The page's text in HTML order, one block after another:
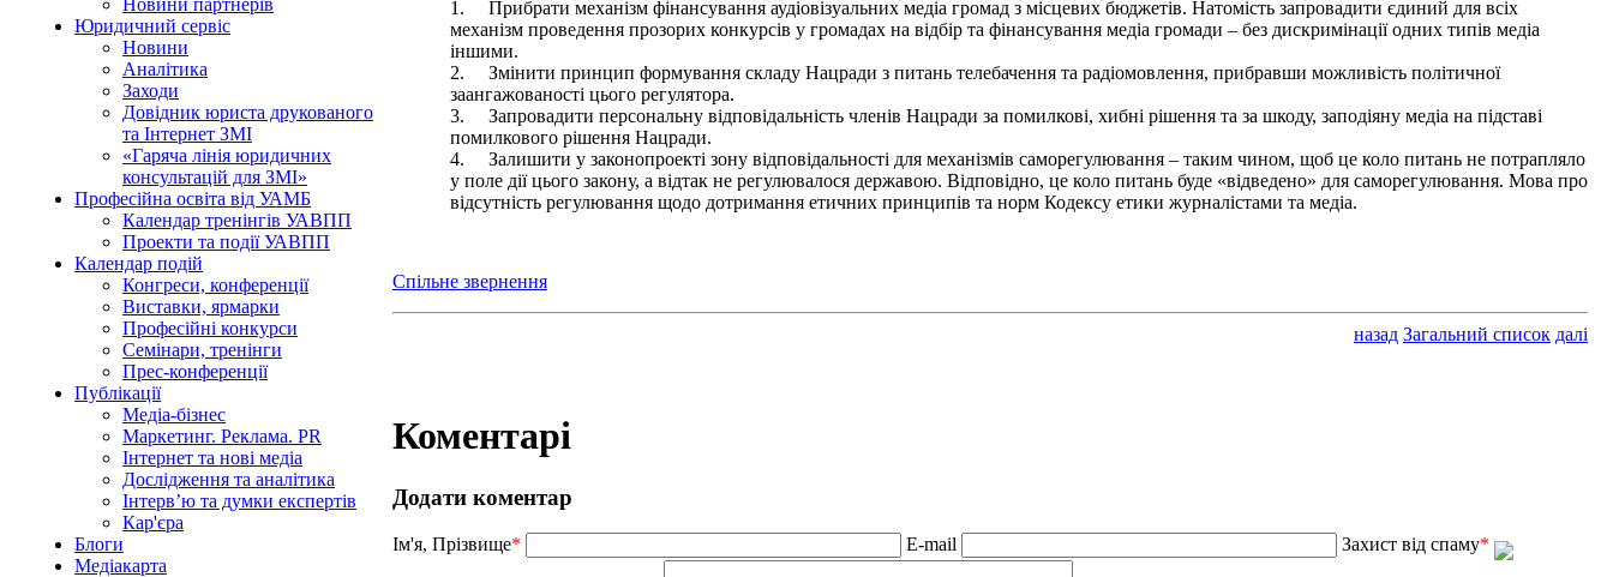
Новини партнерів
Юридичний сервіс
Новини
Аналітика
Заходи
Довідник юриста друкованого
та Інтернет ЗМІ
«Гаряча лінія юридичних
консультацій для ЗМІ»
Професійна освіта від УАМБ
Календар тренінгів УАВПП
Проекти та події УАВПП
Календар подій
Конгреси, конференції
Виставки, ярмарки
Професійні конкурси
Семінари, тренінги
Прес-конференції
Публікації
Медіа-бізнес
Маркетинг. Реклама. PR
Інтернет та нові медіа
Дослідження та аналітика
Інтерв’ю та думки експертів
Кар'єра
Блоги
Медіакарта
1.
Прибрати механізм фінансування аудіовізуальних медіа громад з місцевих бюджетів. Натомість запровадити єдиний для всіх
механізм проведення прозорих конкурсів у громадах на відбір та фінансування медіа громади – без дискримінації одних типів медіа
іншими.
2.
Змінити принцип формування складу Нацради з питань телебачення та радіомовлення, прибравши можливість політичної
заангажованості цього регулятора.
3.
Запровадити персональну відповідальність членів Нацради за помилкові, хибні рішення та за шкоду, заподіяну медіа на підставі
помилкового рішення Нацради.
4.
Залишити у законопроекті зону відповідальності для механізмів саморегулювання – таким чином, щоб це коло питань не потрапляло
у поле дії цього закону, а відтак не регулювалося державою. Відповідно, це коло питань буде «відведено» для саморегулювання. Мова про
відсутність регулювання щодо дотримання етичних принципів та норм Кодексу етики журналістами та медіа.
Спільне звернення
назад Загальний список далі
Коментарі
Додати коментар
Ім'я, Прізвище* E-mail Захист від спаму*